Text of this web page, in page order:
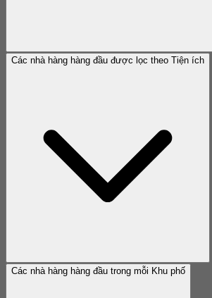
Các nhà hàng hàng đầu được lọc theo Tiện ích
Các nhà hàng hàng đầu trong mỗi Khu phố